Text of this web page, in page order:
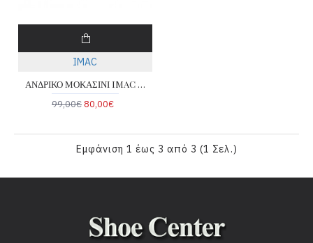
IMAC
ΑΝΔΡΙΚΟ ΜΟΚΑΣΙΝΙ IMAC 101251-BLUE
99,00€80,00€
Εμφάνιση 1 έως 3 από 3 (1 Σελ.)